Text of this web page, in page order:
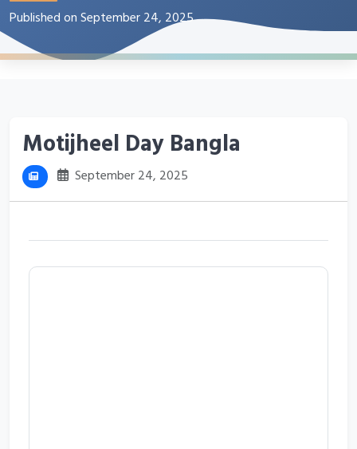
Published on September 24, 2025
Motijheel Day Bangla
September 24, 2025